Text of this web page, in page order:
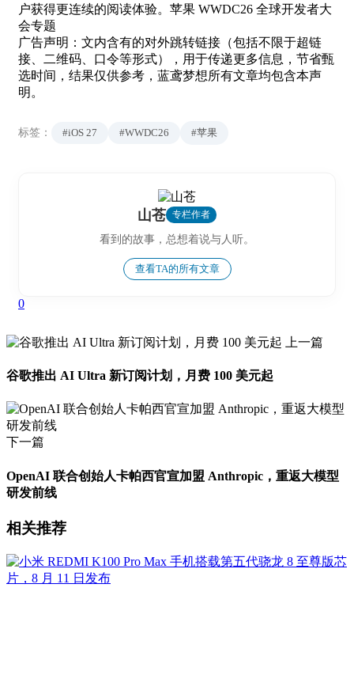
户获得更连续的阅读体验。苹果 WWDC26 全球开发者大
会专题
广告声明：文内含有的对外跳转链接（包括不限于超链
接、二维码、口令等形式），用于传递更多信息，节省甄
选时间，结果仅供参考，蓝鸢梦想所有文章均包含本声
明。
标签： #iOS 27 #WWDC26 #苹果
山苍 专栏作者
看到的故事，总想着说与人听。
查看TA的所有文章
0
上一篇
谷歌推出 AI Ultra 新订阅计划，月费 100 美元起
下一篇
OpenAI 联合创始人卡帕西官宣加盟 Anthropic，重返大模型
研发前线
相关推荐